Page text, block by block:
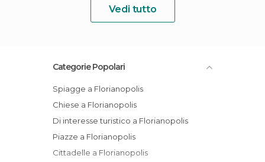
Vedi tutto
Categorie Popolari
Spiagge a Florianopolis
Chiese a Florianopolis
Di interesse turistico a Florianopolis
Piazze a Florianopolis
Cittadelle a Florianopolis